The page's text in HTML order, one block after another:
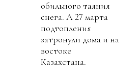
обильного таяния
снега. А 27 марта
подтопления
затронули дома и на
востоке
Казахстана.